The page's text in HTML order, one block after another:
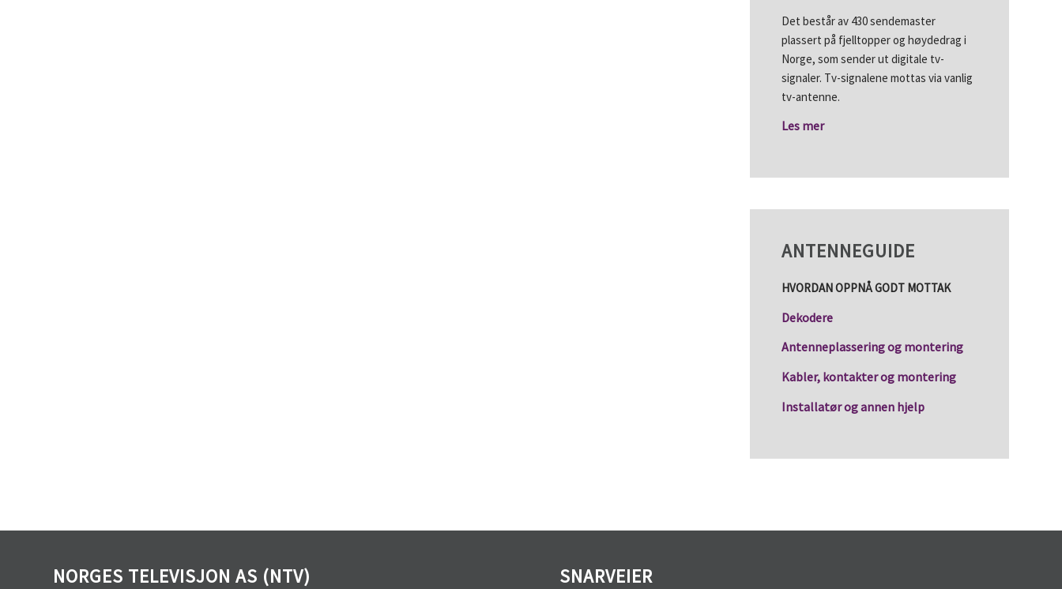
Det består av 430 sendemaster
plassert på fjelltopper og høydedrag i
Norge, som sender ut digitale tv-
signaler. Tv-signalene mottas via vanlig
tv-antenne.
Les mer
ANTENNEGUIDE
HVORDAN OPPNÅ GODT MOTTAK
Dekodere
Antenneplassering og montering
Kabler, kontakter og montering
Installatør og annen hjelp
NORGES TELEVISJON AS (NTV) SNARVEIER